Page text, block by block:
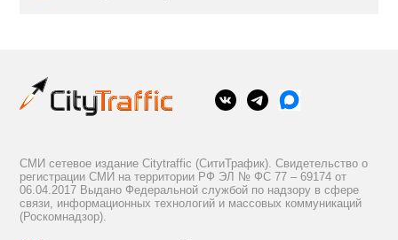
СМИ сетевое издание Citytraffic (СитиТрафик). Свидетельство о
регистрации СМИ на территории РФ ЭЛ № ФС 77 – 69174 от
06.04.2017 Выдано Федеральной службой по надзору в сфере
связи, информационных технологий и массовых коммуникаций
(Роскомнадзор).